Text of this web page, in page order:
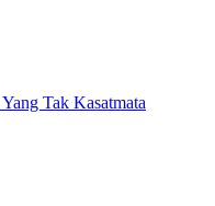
Tak Kasatmata